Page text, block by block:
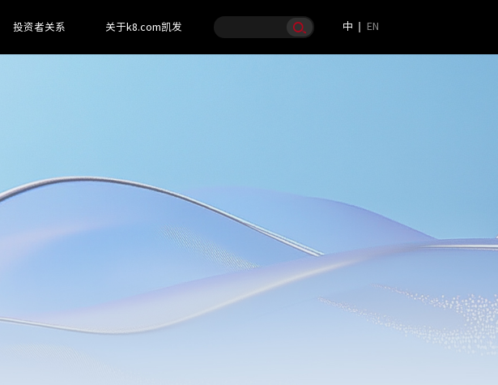
投资者关系 关于k8.com凯发 中 EN